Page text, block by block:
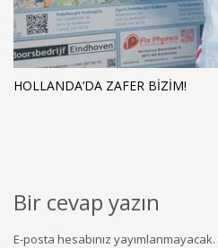
HOLLANDA’DA ZAFER BIZIM!
Bir cevap yazın
E-posta hesabınız yayımlanmayacak.